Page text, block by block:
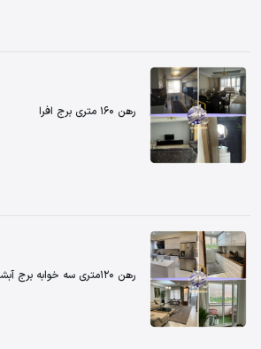
رهن 160 متری برج افرا
رهن 120متری سه خوابه برج آبشار